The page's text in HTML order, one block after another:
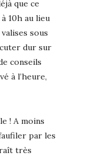
que ce
10h au lieu
sous
dur sur
conseils
à l’heure,
! A moins
par les
très